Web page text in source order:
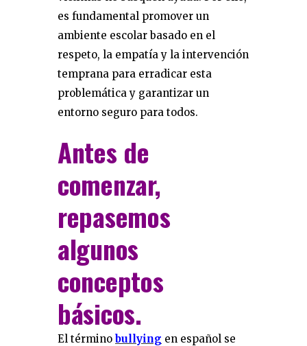
es fundamental promover un
ambiente escolar basado en el
respeto, la empatía y la intervención
temprana para erradicar esta
problemática y garantizar un
entorno seguro para todos.
Antes de
comenzar,
repasemos
algunos
conceptos
básicos.
El término bullying en español se